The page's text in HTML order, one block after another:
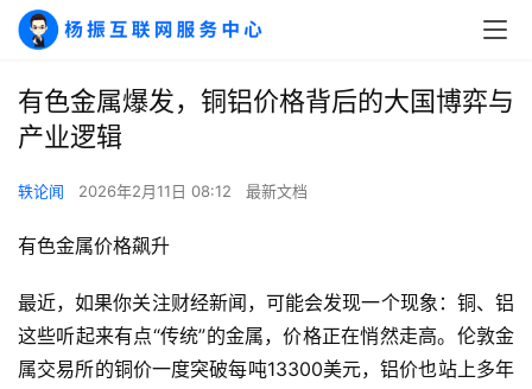
有色金属爆发，铜铝价格背后的大国博弈与
产业逻辑
轶论闻 2026年2月11日 08:12 最新文档
有色金属价格飙升
最近，如果你关注财经新闻，可能会发现一个现象：铜、铝
这些听起来有点“传统”的金属，价格正在悄然走高。伦敦金
属交易所的铜价一度突破每吨13300美元，铝价也站上多年